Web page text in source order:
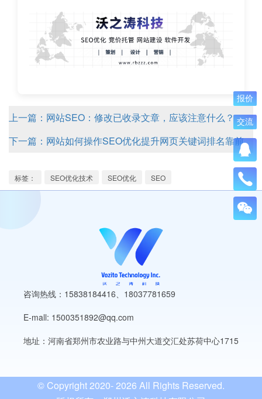
上一篇：网站SEO：修改已收录文章，应该注意什么？
下一篇：网站如何操作SEO优化提升网页关键词排名靠前
标签： SEO优化技术 SEO优化 SEO
咨询热线：15838184416
18037781659
E-mall: 1500351892@qq.com
地址：河南省郑州市农业路与中州大道交汇处苏荷中心1715
© Copyright 2020-2026 All Rights Reserved.
报价
交流